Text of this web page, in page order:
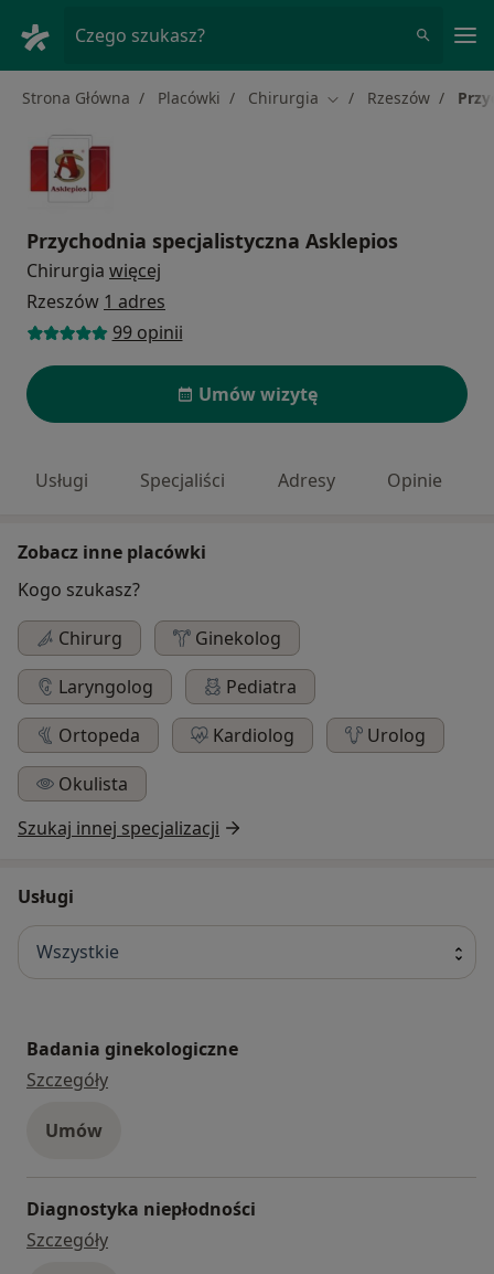
Czego szukasz?
Strona Główna Placówki Chirurgia Zmień miasto
Rzeszów
Przychodnia specjalistyczna Asklepios
Chirurgia więcej
Rzeszów 1 adres
99 opinii
Umów wizytę
Usługi Specjaliści Adresy Opinie
Zobacz inne placówki
Kogo szukasz?
Chirurg
Ginekolog
Laryngolog
Pediatra
Ortopeda
Kardiolog
Urolog
Okulista
Szukaj innej specjalizacji
Usługi
Wszystkie
Badania ginekologiczne
Szczegółybadania ginekologiczne
Umów
Diagnostyka niepłodności
Szczegółydiagnostyka niepłodności